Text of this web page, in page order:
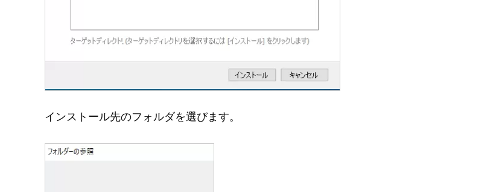
インストール先のフォルダを選びます。